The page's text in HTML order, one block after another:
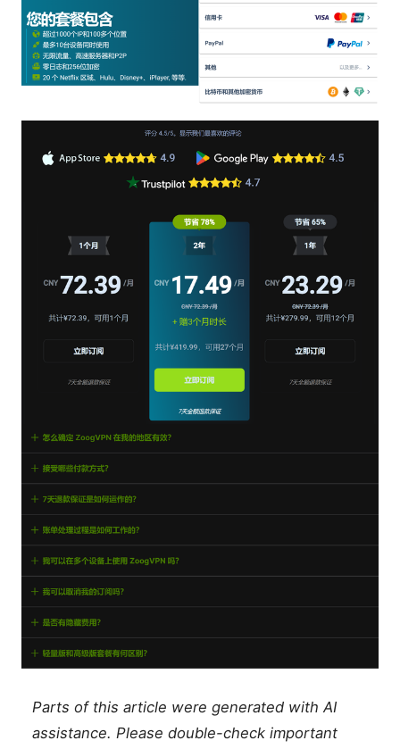
Parts of this article were generated with AI
assistance. Please double-check important